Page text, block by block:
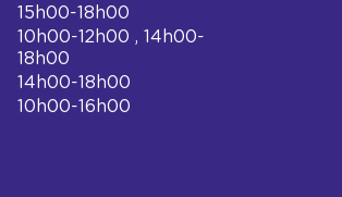
15h00-18h00
10h00-12h00 , 14h00-
18h00
14h00-18h00
10h00-16h00